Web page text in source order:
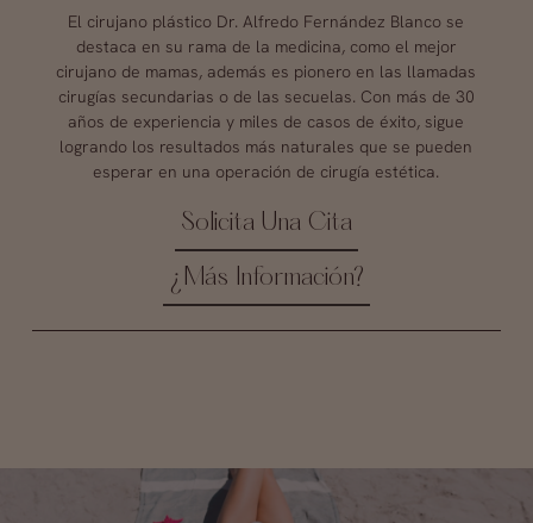
El cirujano plástico Dr. Alfredo Fernández Blanco se
destaca en su rama de la medicina, como el mejor
cirujano de mamas, además es pionero en las llamadas
cirugías secundarias o de las secuelas. Con más de 30
años de experiencia y miles de casos de éxito, sigue
logrando los resultados más naturales que se pueden
esperar en una operación de cirugía estética.
Solicita Una Cita
¿Más Información?